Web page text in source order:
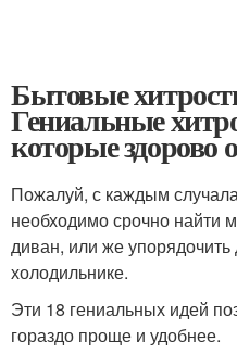
Бытовые
Гениальные
которые здорово
Пожалуй, с каждым
необходимо срочно найти
диван, или же упорядочить
холодильнике.
Эти 18 гениальных идей
гораздо проще и удобнее.